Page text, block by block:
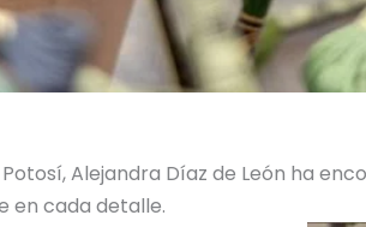
Alejandra Díaz de León ha
en cada detalle.